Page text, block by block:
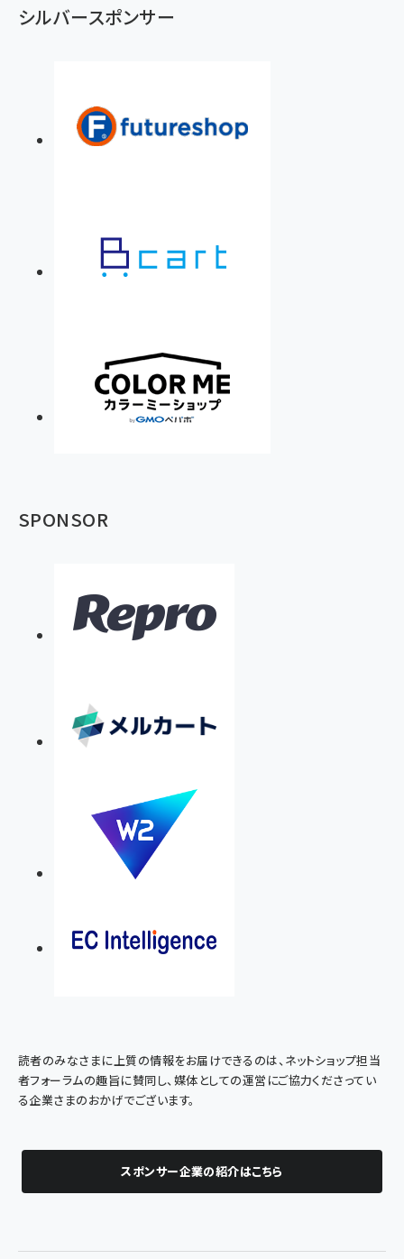
シルバースポンサー
SPONSOR
読者のみなさまに上質の情報をお届けできるのは、ネットショップ担当
者フォーラムの趣旨に賛同し、媒体としての運営にご協力くださってい
る企業さまのおかげでございます。
スポンサー企業の紹介はこちら